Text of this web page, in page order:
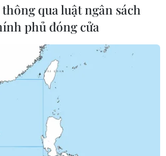
qua luật ngân sách
phủ đóng cửa